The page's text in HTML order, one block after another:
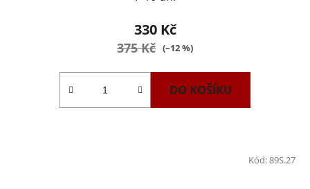
330 Kč
375 Kč (–12 %)
DO KOŠÍKU
Kód:89S.27